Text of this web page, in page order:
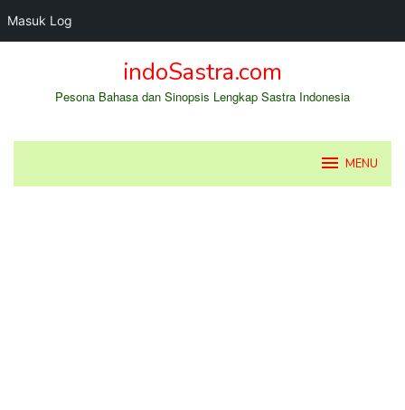
Masuk Log
indoSastra.com
Pesona Bahasa dan Sinopsis Lengkap Sastra Indonesia
MENU